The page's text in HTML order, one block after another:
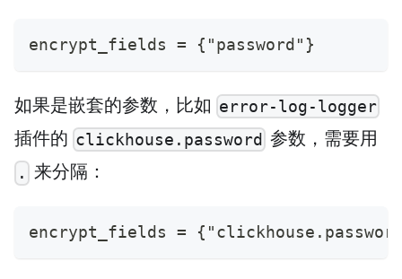
encrypt_fields = {"password"}
如果是嵌套的参数，比如 error-log-logger
插件的 clickhouse.password 参数，需要用
. 来分隔：
encrypt_fields =